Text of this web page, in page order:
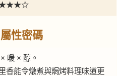
性密碼
暖 × 醇。
香能令燉煮與焗烤料理味道更